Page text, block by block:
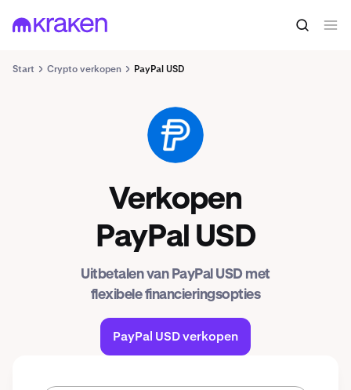
Start Crypto verkopen PayPal USD
PYUSD
Verkopen
PayPal USD
Uitbetalen van PayPal USD met
flexibele financieringsopties
PayPal USD verkopen